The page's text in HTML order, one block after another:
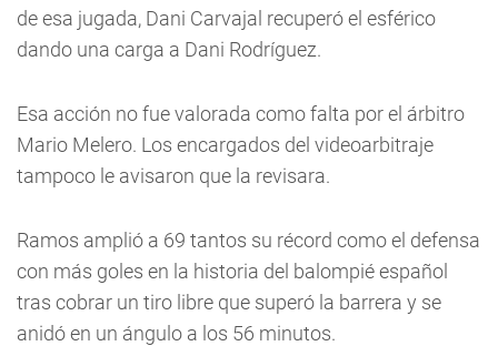
de esa jugada, Dani Carvajal recuperó el esférico
dando una carga a Dani Rodríguez.
Esa acción no fue valorada como falta por el árbitro
Mario Melero. Los encargados del videoarbitraje
tampoco le avisaron que la revisara.
Ramos amplió a 69 tantos su récord como el defensa
con más goles en la historia del balompié español
tras cobrar un tiro libre que superó la barrera y se
anidó en un ángulo a los 56 minutos.